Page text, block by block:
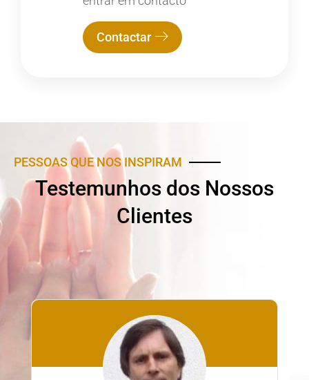
Contactar
PESSOAS QUE NOS INSPIRAM
Testemunhos dos Nossos
Clientes